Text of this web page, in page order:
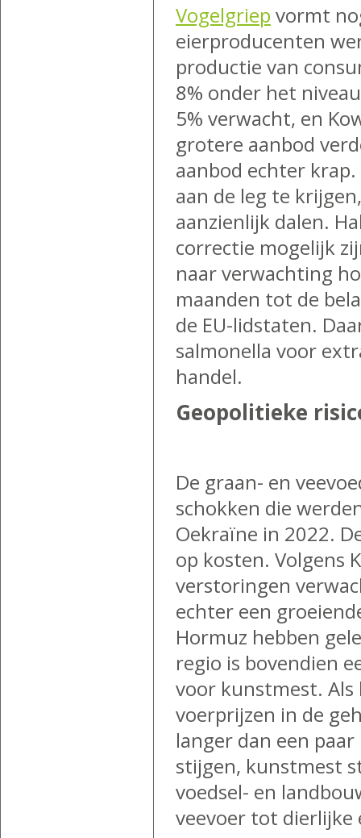
Vogelgriep vormt
eierproducenten
productie van
8% onder het
5% verwacht, en
grotere aanbod
aanbod echter
aan de leg te
aanzienlijk dalen.
correctie mogelijk
naar verwachting
maanden tot de
de EU-lidstaten.
salmonella voor
handel.
Geopolitieke
De graan- en
schokken die
Oekraïne in 2022.
op kosten. Volgens
verstoringen
echter een
Hormuz hebben
regio is bovendien
voor kunstmest.
voerprijzen in de
langer dan een
stijgen, kunstmest
voedsel- en
veevoer tot dierlijke